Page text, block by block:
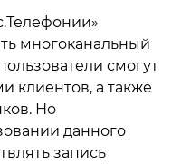
многоканальный
смогут
клиентов, а также
Но
данного
запись